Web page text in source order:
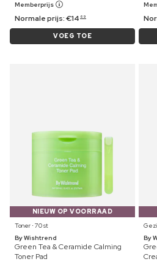
Memberprijs
Normale prijs:€14 69
VOEG TOE
NIEUW OP VOORRAAD
Toner ⋅ 70 st
By Wishtrend
Green Tea & Ceramide Calming
Toner Pad
By